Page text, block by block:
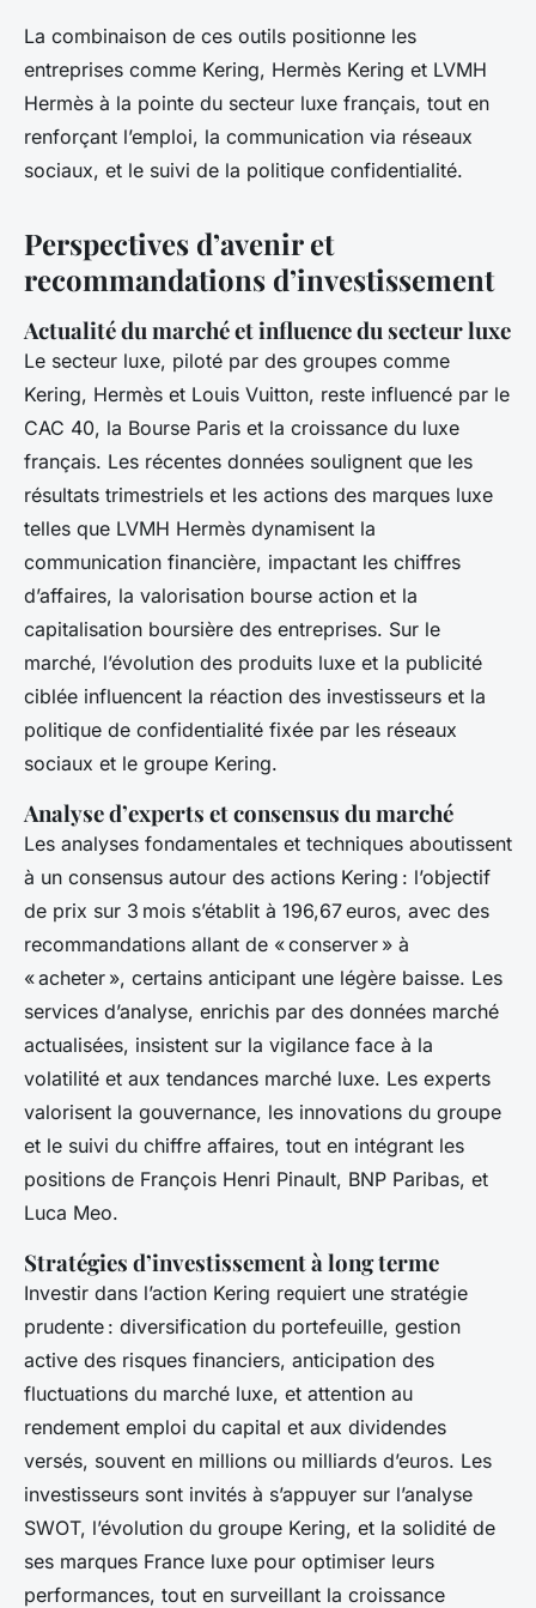
La combinaison de ces outils positionne les
entreprises comme Kering, Hermès Kering et LVMH
Hermès à la pointe du secteur luxe français, tout en
renforçant l’emploi, la communication via réseaux
sociaux, et le suivi de la politique confidentialité.
Perspectives d’avenir et
recommandations d’investissement
Actualité du marché et influence du secteur luxe
Le secteur luxe, piloté par des groupes comme
Kering, Hermès et Louis Vuitton, reste influencé par le
CAC 40, la Bourse Paris et la croissance du luxe
français. Les récentes données soulignent que les
résultats trimestriels et les actions des marques luxe
telles que LVMH Hermès dynamisent la
communication financière, impactant les chiffres
d’affaires, la valorisation bourse action et la
capitalisation boursière des entreprises. Sur le
marché, l’évolution des produits luxe et la publicité
ciblée influencent la réaction des investisseurs et la
politique de confidentialité fixée par les réseaux
sociaux et le groupe Kering.
Analyse d’experts et consensus du marché
Les analyses fondamentales et techniques aboutissent
à un consensus autour des actions Kering : l’objectif
de prix sur 3 mois s’établit à 196,67 euros, avec des
recommandations allant de « conserver » à
« acheter », certains anticipant une légère baisse. Les
services d’analyse, enrichis par des données marché
actualisées, insistent sur la vigilance face à la
volatilité et aux tendances marché luxe. Les experts
valorisent la gouvernance, les innovations du groupe
et le suivi du chiffre affaires, tout en intégrant les
positions de François Henri Pinault, BNP Paribas, et
Luca Meo.
Stratégies d’investissement à long terme
Investir dans l’action Kering requiert une stratégie
prudente : diversification du portefeuille, gestion
active des risques financiers, anticipation des
fluctuations du marché luxe, et attention au
rendement emploi du capital et aux dividendes
versés, souvent en millions ou milliards d’euros. Les
investisseurs sont invités à s’appuyer sur l’analyse
SWOT, l’évolution du groupe Kering, et la solidité de
ses marques France luxe pour optimiser leurs
performances, tout en surveillant la croissance